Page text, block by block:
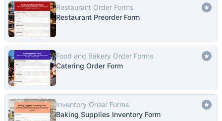
Restaurant Order Forms
Restaurant Preorder Form
Food and Bakery Order Forms
Catering Order Form
Inventory Order Forms
Baking Supplies Inventory Form